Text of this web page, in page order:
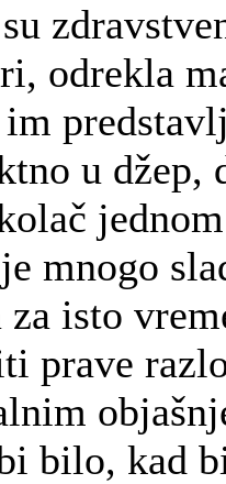
odrekla
u džep,
mnogo
za isto
prave
bilo, kad